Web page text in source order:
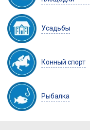
Усадьбы
Конный спорт
Рыбалка